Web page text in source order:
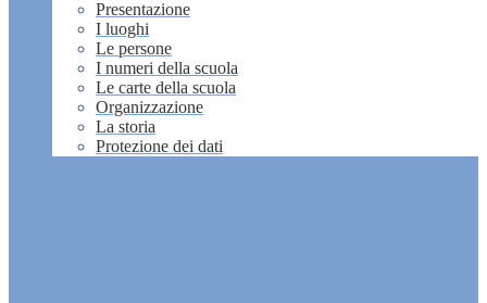
Presentazione
I luoghi
Le persone
I numeri della scuola
Le carte della scuola
Organizzazione
La storia
Protezione dei dati